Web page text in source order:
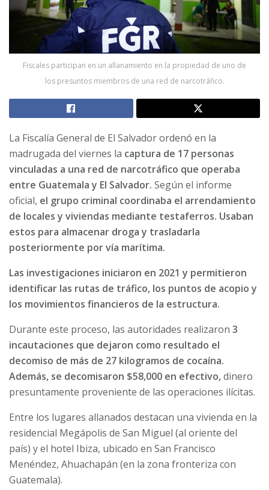
Fiscales participan en un allanamiento en la propiedad de uno de
los presuntos miembros de una red de narcotráfico.
La Fiscalía General de El Salvador ordenó en la
madrugada del viernes la captura de 17 personas
vinculadas a una red de narcotráfico que operaba
entre Guatemala y El Salvador. Según el informe
oficial, el grupo criminal coordinaba el arrendamiento
de locales y viviendas mediante testaferros. Usaban
estos para almacenar droga y trasladarla
posteriormente por vía marítima.
Las investigaciones iniciaron en 2021 y permitieron
identificar las rutas de tráfico, los puntos de acopio y
los movimientos financieros de la estructura.
Durante este proceso, las autoridades realizaron 3
incautaciones que dejaron como resultado el
decomiso de más de 27 kilogramos de cocaína.
Además, se decomisaron $58,000 en efectivo,dinero
presuntamente proveniente de las operaciones ilícitas.
Entre los lugares allanados destacan una vivienda en la
residencial Megápolis de San Miguel (al oriente del
país) y el hotel Ibiza, ubicado en San Francisco
Menéndez, Ahuachapán (en la zona fronteriza con
Guatemala).